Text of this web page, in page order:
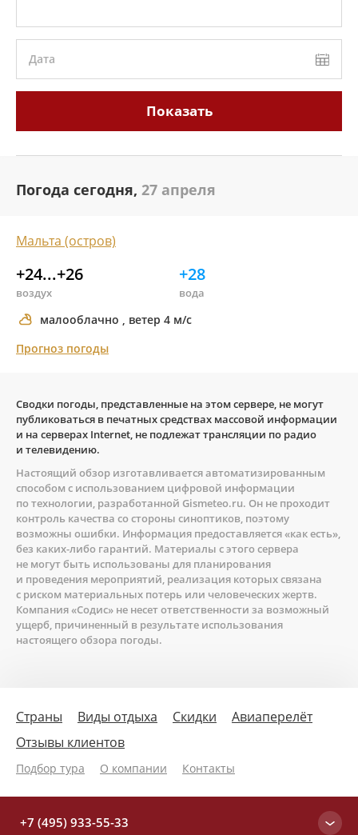
Дата
Показать
Погода сегодня, 27 апреля
Мальта (остров)
+24...+26
воздух
+28
вода
малооблачно , ветер 4 м/с
Прогноз погоды
Сводки погоды, представленные на этом сервере, не могут
публиковаться в печатных средствах массовой информации
и на серверах Internet, не подлежат трансляции по радио
и телевидению.
Настоящий обзор изготавливается автоматизированным
способом с использованием цифровой информации
по технологии, разработанной Gismeteo.ru. Он не проходит
контроль качества со стороны синоптиков, поэтому
возможны ошибки. Информация предоставляется «как есть»,
без каких-либо гарантий. Материалы с этого сервера
не могут быть использованы для планирования
и проведения мероприятий, реализация которых связана
с риском материальных потерь или человеческих жертв.
Компания «Содис» не несет ответственности за возможный
ущерб, причиненный в результате использования
настоящего обзора погоды.
Страны Виды отдыха Скидки
Авиаперелёт
Отзывы клиентов
Подбор тура О компании Контакты
+7 (495) 933-55-33